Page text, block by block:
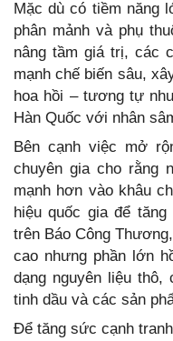
Mặc dù có tiềm năng
phân mảnh và phụ
nâng tầm giá trị, các
mạnh chế biến sâu,
hoa hồi – tương tự
Hàn Quốc với nhân
Bên cạnh việc mở
chuyên gia cho rằng
mạnh hơn vào khâu
hiệu quốc gia để
trên Báo Công
cao nhưng phần lớn
dạng nguyên liệu
tinh dầu và các sản
Để tăng sức cạnh